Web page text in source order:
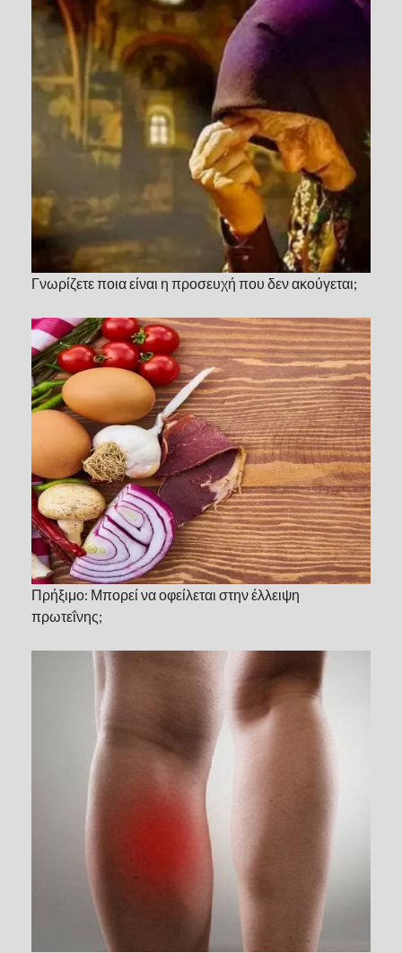
Γνωρίζετε ποια είναι η προσευχή που δεν ακούγεται;
Πρήξιμο: Μπορεί να οφείλεται στην έλλειψη
πρωτεΐνης;